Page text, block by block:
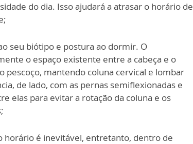
do dia. Isso ajudará a atrasar o horário de
seu biótipo e postura ao dormir. O
o espaço existente entre a cabeça e o
pescoço, mantendo coluna cervical e lombar
de lado, com as pernas semiflexionadas e
elas para evitar a rotação da coluna e os
horário é inevitável, entretanto, dentro de